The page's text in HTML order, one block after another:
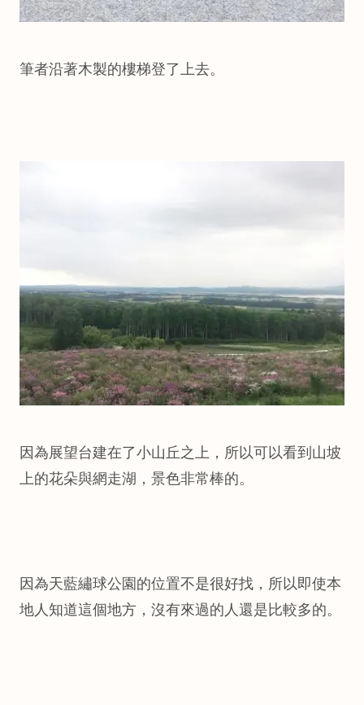
筆者沿著木製的樓梯登了上去。
因為展望台建在了小山丘之上，所以可以看到山坡
上的花朵與網走湖，景色非常棒的。
因為天藍繡球公園的位置不是很好找，所以即使本
地人知道這個地方，沒有來過的人還是比較多的。